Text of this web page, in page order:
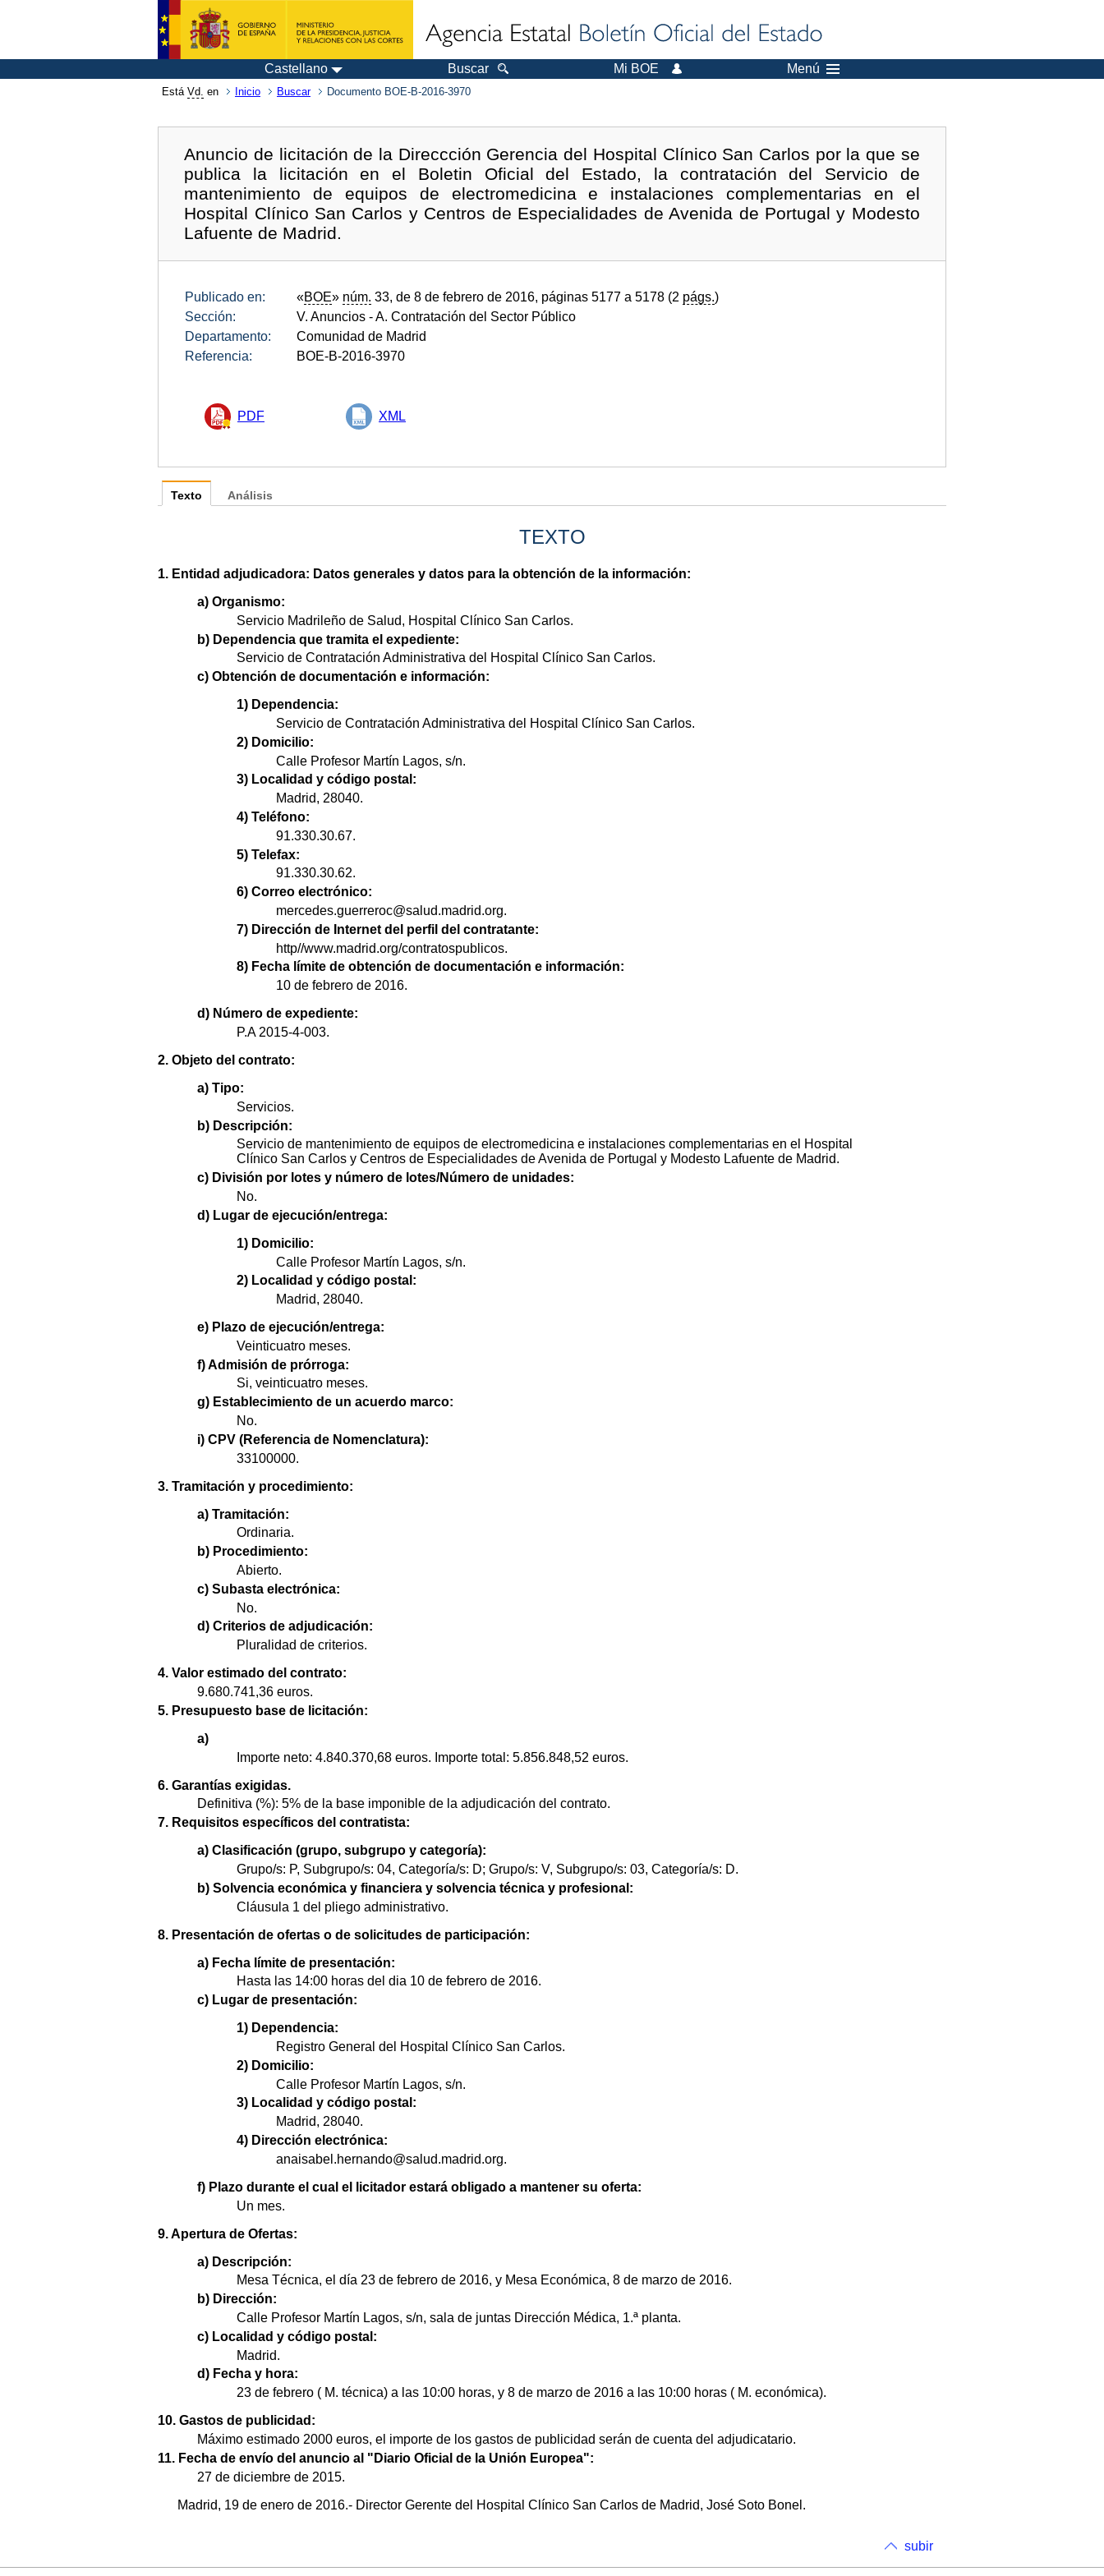
Castellano Buscar Mi BOE Menú
Está Vd. en Inicio Buscar Documento BOE-B-2016-3970
Anuncio de licitación de la Direccción Gerencia del Hospital Clínico San Carlos por la que se
publica la licitación en el Boletin Oficial del Estado, la contratación del Servicio de
mantenimiento de equipos de electromedicina e instalaciones complementarias en el
Hospital Clínico San Carlos y Centros de Especialidades de Avenida de Portugal y Modesto
Lafuente de Madrid.
Publicado en: «BOE» núm. 33, de 8 de febrero de 2016, páginas 5177 a 5178 (2 págs.)
Sección:
V. Anuncios - A. Contratación del Sector Público
Departamento:
Comunidad de Madrid
Referencia:
BOE-B-2016-3970
PDF XML
Texto
TEXTO
1. Entidad adjudicadora: Datos generales y datos para la obtención de la información:
a) Organismo:
Servicio Madrileño de Salud, Hospital Clínico San Carlos.
b) Dependencia que tramita el expediente:
Servicio de Contratación Administrativa del Hospital Clínico San Carlos.
c) Obtención de documentación e información:
1) Dependencia:
Servicio de Contratación Administrativa del Hospital Clínico San Carlos.
2) Domicilio:
Calle Profesor Martín Lagos, s/n.
3) Localidad y código postal:
Madrid, 28040.
4) Teléfono:
91.330.30.67.
5) Telefax:
91.330.30.62.
6) Correo electrónico:
mercedes.guerreroc@salud.madrid.org.
7) Dirección de Internet del perfil del contratante:
http//www.madrid.org/contratospublicos.
8) Fecha límite de obtención de documentación e información:
10 de febrero de 2016.
d) Número de expediente:
P.A 2015-4-003.
2. Objeto del contrato:
a) Tipo:
Servicios.
b) Descripción:
Servicio de mantenimiento de equipos de electromedicina e instalaciones complementarias en el Hospital
Clínico San Carlos y Centros de Especialidades de Avenida de Portugal y Modesto Lafuente de Madrid.
c) División por lotes y número de lotes/Número de unidades:
No.
d) Lugar de ejecución/entrega:
1) Domicilio:
Calle Profesor Martín Lagos, s/n.
2) Localidad y código postal:
Madrid, 28040.
e) Plazo de ejecución/entrega:
Veinticuatro meses.
f) Admisión de prórroga:
Si, veinticuatro meses.
g) Establecimiento de un acuerdo marco:
No.
i) CPV (Referencia de Nomenclatura):
33100000.
3. Tramitación y procedimiento:
a) Tramitación:
Ordinaria.
b) Procedimiento:
Abierto.
c) Subasta electrónica:
No.
d) Criterios de adjudicación:
Pluralidad de criterios.
4. Valor estimado del contrato:
9.680.741,36 euros.
5. Presupuesto base de licitación:
a)
Importe neto: 4.840.370,68 euros. Importe total: 5.856.848,52 euros.
6. Garantías exigidas.
Definitiva (%): 5% de la base imponible de la adjudicación del contrato.
7. Requisitos específicos del contratista:
a) Clasificación (grupo, subgrupo y categoría):
Grupo/s: P, Subgrupo/s: 04, Categoría/s: D; Grupo/s: V, Subgrupo/s: 03, Categoría/s: D.
b) Solvencia económica y financiera y solvencia técnica y profesional:
Cláusula 1 del pliego administrativo.
8. Presentación de ofertas o de solicitudes de participación:
a) Fecha límite de presentación:
Hasta las 14:00 horas del dia 10 de febrero de 2016.
c) Lugar de presentación:
1) Dependencia:
Registro General del Hospital Clínico San Carlos.
2) Domicilio:
Calle Profesor Martín Lagos, s/n.
3) Localidad y código postal:
Madrid, 28040.
4) Dirección electrónica:
anaisabel.hernando@salud.madrid.org.
f) Plazo durante el cual el licitador estará obligado a mantener su oferta:
Un mes.
9. Apertura de Ofertas:
a) Descripción:
Mesa Técnica, el día 23 de febrero de 2016, y Mesa Económica, 8 de marzo de 2016.
b) Dirección:
Calle Profesor Martín Lagos, s/n, sala de juntas Dirección Médica, 1.ª planta.
c) Localidad y código postal:
Madrid.
d) Fecha y hora:
23 de febrero ( M. técnica) a las 10:00 horas, y 8 de marzo de 2016 a las 10:00 horas ( M. económica).
10. Gastos de publicidad:
Máximo estimado 2000 euros, el importe de los gastos de publicidad serán de cuenta del adjudicatario.
11. Fecha de envío del anuncio al "Diario Oficial de la Unión Europea":
27 de diciembre de 2015.
Madrid, 19 de enero de 2016.- Director Gerente del Hospital Clínico San Carlos de Madrid, José Soto Bonel.
Análisis
subir